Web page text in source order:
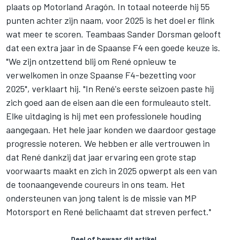
plaats op Motorland Aragón. In totaal noteerde hij 55
punten achter zijn naam, voor 2025 is het doel er flink
wat meer te scoren. Teambaas Sander Dorsman gelooft
dat een extra jaar in de Spaanse F4 een goede keuze is.
"We zijn ontzettend blij om René opnieuw te
verwelkomen in onze Spaanse F4-bezetting voor
2025", verklaart hij. "In René's eerste seizoen paste hij
zich goed aan de eisen aan die een formuleauto stelt.
Elke uitdaging is hij met een professionele houding
aangegaan. Het hele jaar konden we daardoor gestage
progressie noteren. We hebben er alle vertrouwen in
dat René dankzij dat jaar ervaring een grote stap
voorwaarts maakt en zich in 2025 opwerpt als een van
de toonaangevende coureurs in ons team. Het
ondersteunen van jong talent is de missie van MP
Motorsport en René belichaamt dat streven perfect."